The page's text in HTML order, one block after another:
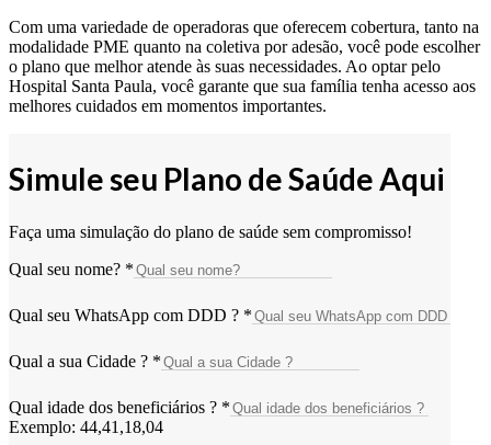
Com uma variedade de operadoras que oferecem cobertura, tanto na
modalidade PME quanto na coletiva por adesão, você pode escolher
o plano que melhor atende às suas necessidades. Ao optar pelo
Hospital Santa Paula, você garante que sua família tenha acesso aos
melhores cuidados em momentos importantes.
Simule seu Plano de Saúde Aqui
Faça uma simulação do plano de saúde sem compromisso!
Qual seu nome? *
Qual seu WhatsApp com DDD ? *
Qual a sua Cidade ? *
Qual idade dos beneficiários ? *
Exemplo: 44,41,18,04